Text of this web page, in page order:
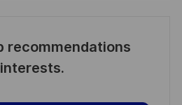
recommendations